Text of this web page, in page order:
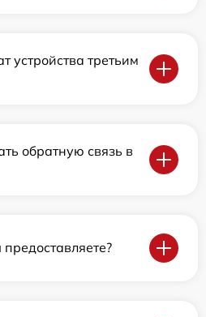
устройства третьим
обратную связь в